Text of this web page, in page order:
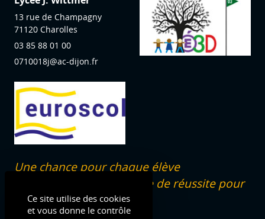
13 rue de Champagny
71120 Charolles
03 85 88 01 00
0710018j@ac-dijon.fr
Une chance pour chaque élève
dans un programme de réussite pour
tous !
Ce site utilise des cookies
et vous donne le contrôle